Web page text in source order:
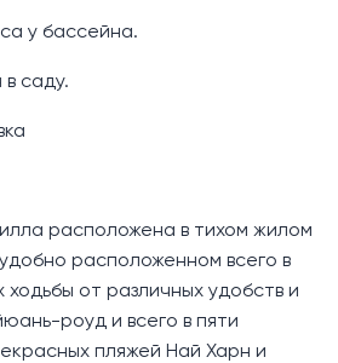
у бассейна.
в саду.
расположена в тихом жилом
расположенном всего в
ходьбы от различных удобств и
роуд и всего в пяти
пляжей Най Харн и